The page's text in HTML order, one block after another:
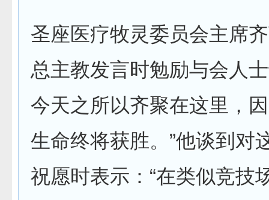
圣座医疗牧灵委员会主席
总主教发言时勉励与会人
今天之所以齐聚在这里，
生命终将获胜。”他谈到对
祝愿时表示：“在类似竞技